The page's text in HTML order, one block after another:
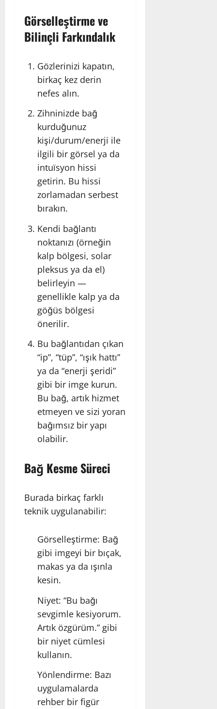
Görselleştirme ve
Bilinçli Farkındalık
Gözlerinizi kapatın,
birkaç kez derin
nefes alın.
Zihninizde bağ
kurduğunuz
kişi/durum/enerji ile
ilgili bir görsel ya da
intuïsyon hissi
getirin. Bu hissi
zorlamadan serbest
bırakın.
Kendi bağlantı
noktanızı (örneğin
kalp bölgesi, solar
pleksus ya da el)
belirleyin —
genellikle kalp ya da
göğüs bölgesi
önerilir.
Bu bağlantıdan çıkan
“ip”, “tüp”, “ışık hattı”
ya da “enerji şeridi”
gibi bir imge kurun.
Bu bağ, artık hizmet
etmeyen ve sizi yoran
bağımsız bir yapı
olabilir.
Bağ Kesme Süreci
Burada birkaç farklı
teknik uygulanabilir:
Görselleştirme: Bağ
gibi imgeyi bir bıçak,
makas ya da ışınla
kesin.
Niyet: “Bu bağı
sevgimle kesiyorum.
Artık özgürüm.” gibi
bir niyet cümlesi
kullanın.
Yönlendirme: Bazı
uygulamalarda
rehber bir figür